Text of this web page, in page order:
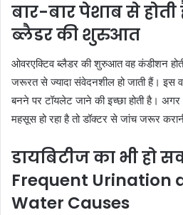
बार-बार पेशाब से
ब्लैडर की शुरुआत
ओवरएक्टिव ब्लैडर की शुरुआत वह कंडीशन
जरूरत से ज्यादा संवेदनशील हो जाती हैं। इस
बनने पर टॉयलेट जाने की इच्छा होती है।
महसूस हो रहा है तो डॉक्टर से जांच जरूर
डायबिटीज का भी हो
Frequent Urination
Water Causes